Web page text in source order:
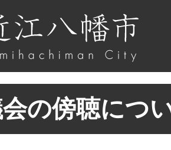
の傍聴につ